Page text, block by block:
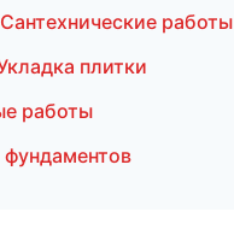
работы
плитки
работы